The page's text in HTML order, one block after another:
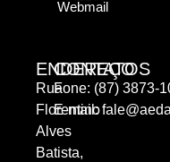
ENDEREÇO
Rua
Florentino
Alves
Batista,
CONTATOS
Fone: (87) 3873-
E-mail:
Webmail